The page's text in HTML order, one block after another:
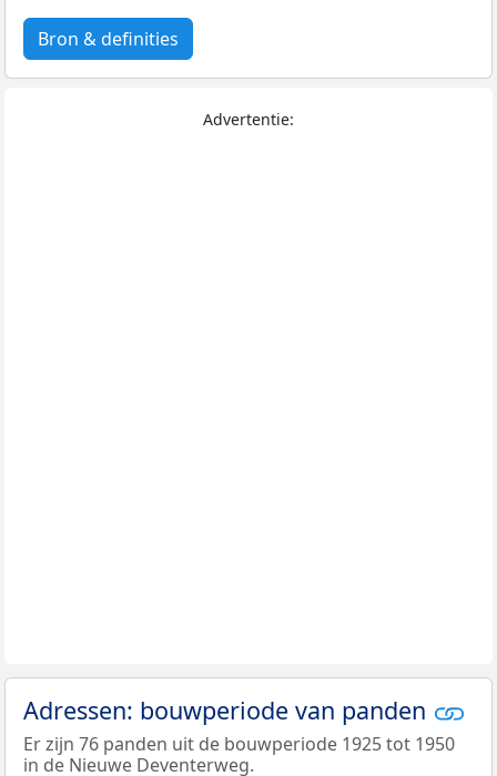
Bron & definities
Advertentie:
Adressen: bouwperiode van panden
Er zijn 76 panden uit de bouwperiode 1925 tot 1950
in de Nieuwe Deventerweg.